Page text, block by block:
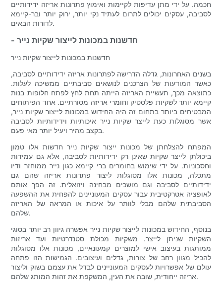
חכמה. על ידי מתן עדיפות לקיימות ואימוץ פתרונות אריזה ידידותיים
לסביבה, עסקים יכולים לתרום לעתיד נקי יותר, ירוק יותר ובר-קיימא
לדורות הבאים.
- חדשנות במכונות לייצור שקיות נייר
חדשנות במכונות לייצור שקיות נייר
בשנים האחרונות, גדלה הדרישה לפתרונות אריזה ידידותיים לסביבה,
כאשר המודעות של הצרכנים לנושאים סביבתיים ממשיכה לעלות.
כתוצאה מכך, תעשיית האריזה הייתה תחת לחץ לפתח חלופות בנות
קיימא יותר לשקיות פלסטיק וחומרי אריזה מסורתיים. אחד הפיתוחים
המבטיחים ביותר בתחום זה היה החידוש במכונות לייצור שקיות נייר,
אשר מסוגלות כעת לייצר שקיות נייר איכותיות וידידותיות לסביבה
בקצב מהיר ויעיל יותר מאי פעם.
המפתח להצלחתן של מכונות ייצור שקיות נייר חדשות אלו טמון
ביכולתן לייצר שקיות שאינן רק ידידותיות לסביבה, אלא גם עמידות
וחסכוניות. על ידי שימוש בחומרים ברי קיימא כגון נייר ממוחזר ודיו
מתכלה, מכונות אלו מסוגלות ליצור פתרונות אריזה שהם גם
ידידותיים לסביבה וגם מושכים מבחינה ויזואלית. זה הפך אותם
לאופציה אטרקטיבית עבור עסקים המעוניינים להפחית את ההשפעה
הסביבתית שלהם מבלי לוותר על איכות או המראה של האריזה
שלהם.
בנוסף, החידוש במכונות לייצור שקיות נייר אפשרה גיוון רב יותר בסוגי
השקיות שניתן לייצר. משקיות מכולת סטנדרטיות ועד אריזות
ממותגות בעיצוב אישי למוצרים קמעונאיים, מכונות אלו מסוגלות
להכיל מגוון רחב של צורות, גדלים ועיצובים. הגמישות הזו פתחה
עולם של אפשרויות לעסקים המעוניינים לבדל את עצמם בשוק וליצור
אריזה ייחודית, שובה את העין, המשקפת את זהות המותג שלהם.